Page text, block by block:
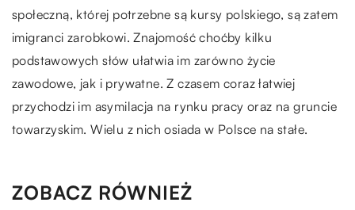
społeczną, której potrzebne są kursy polskiego, są zatem
imigranci zarobkowi. Znajomość choćby kilku
podstawowych słów ułatwia im zarówno życie
zawodowe, jak i prywatne. Z czasem coraz łatwiej
przychodzi im asymilacja na rynku pracy oraz na gruncie
towarzyskim. Wielu z nich osiada w Polsce na stałe.
ZOBACZ RÓWNIEŻ